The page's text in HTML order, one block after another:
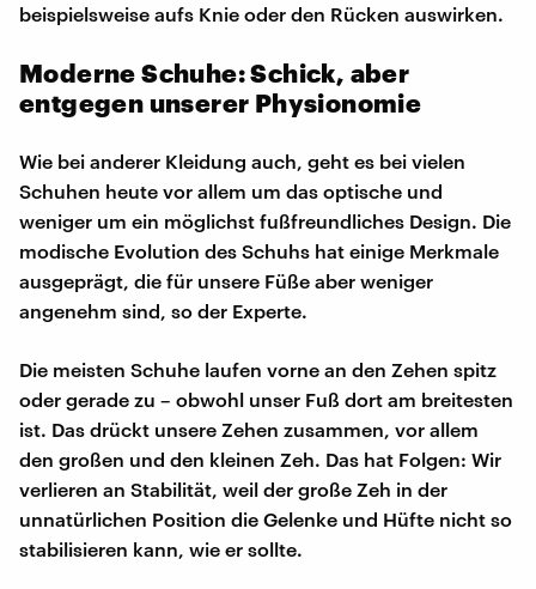
beispielsweise aufs Knie oder den Rücken auswirken.
Moderne Schuhe: Schick, aber
entgegen unserer Physionomie
Wie bei anderer Kleidung auch, geht es bei vielen
Schuhen heute vor allem um das optische und
weniger um ein möglichst fußfreundliches Design. Die
modische Evolution des Schuhs hat einige Merkmale
ausgeprägt, die für unsere Füße aber weniger
angenehm sind, so der Experte.
Die meisten Schuhe laufen vorne an den Zehen spitz
oder gerade zu – obwohl unser Fuß dort am breitesten
ist. Das drückt unsere Zehen zusammen, vor allem
den großen und den kleinen Zeh. Das hat Folgen: Wir
verlieren an Stabilität, weil der große Zeh in der
unnatürlichen Position die Gelenke und Hüfte nicht so
stabilisieren kann, wie er sollte.